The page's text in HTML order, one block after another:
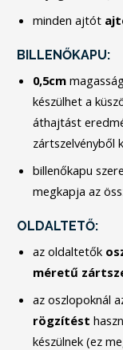
minden ajtót
BILLENŐKAPU:
0,5cm
készülhet a
áthajtást
zártszelvényből
billenőkapu
megkapja az
OLDALTETŐ:
az oldaltetők
méretű
az oszlopoknál
rögzítést
készülnek (ez